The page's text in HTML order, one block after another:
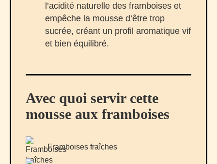
l’acidité naturelle des framboises et
empêche la mousse d’être trop
sucrée, créant un profil aromatique vif
et bien équilibré.
Avec quoi servir cette
mousse aux framboises
Framboises fraîches